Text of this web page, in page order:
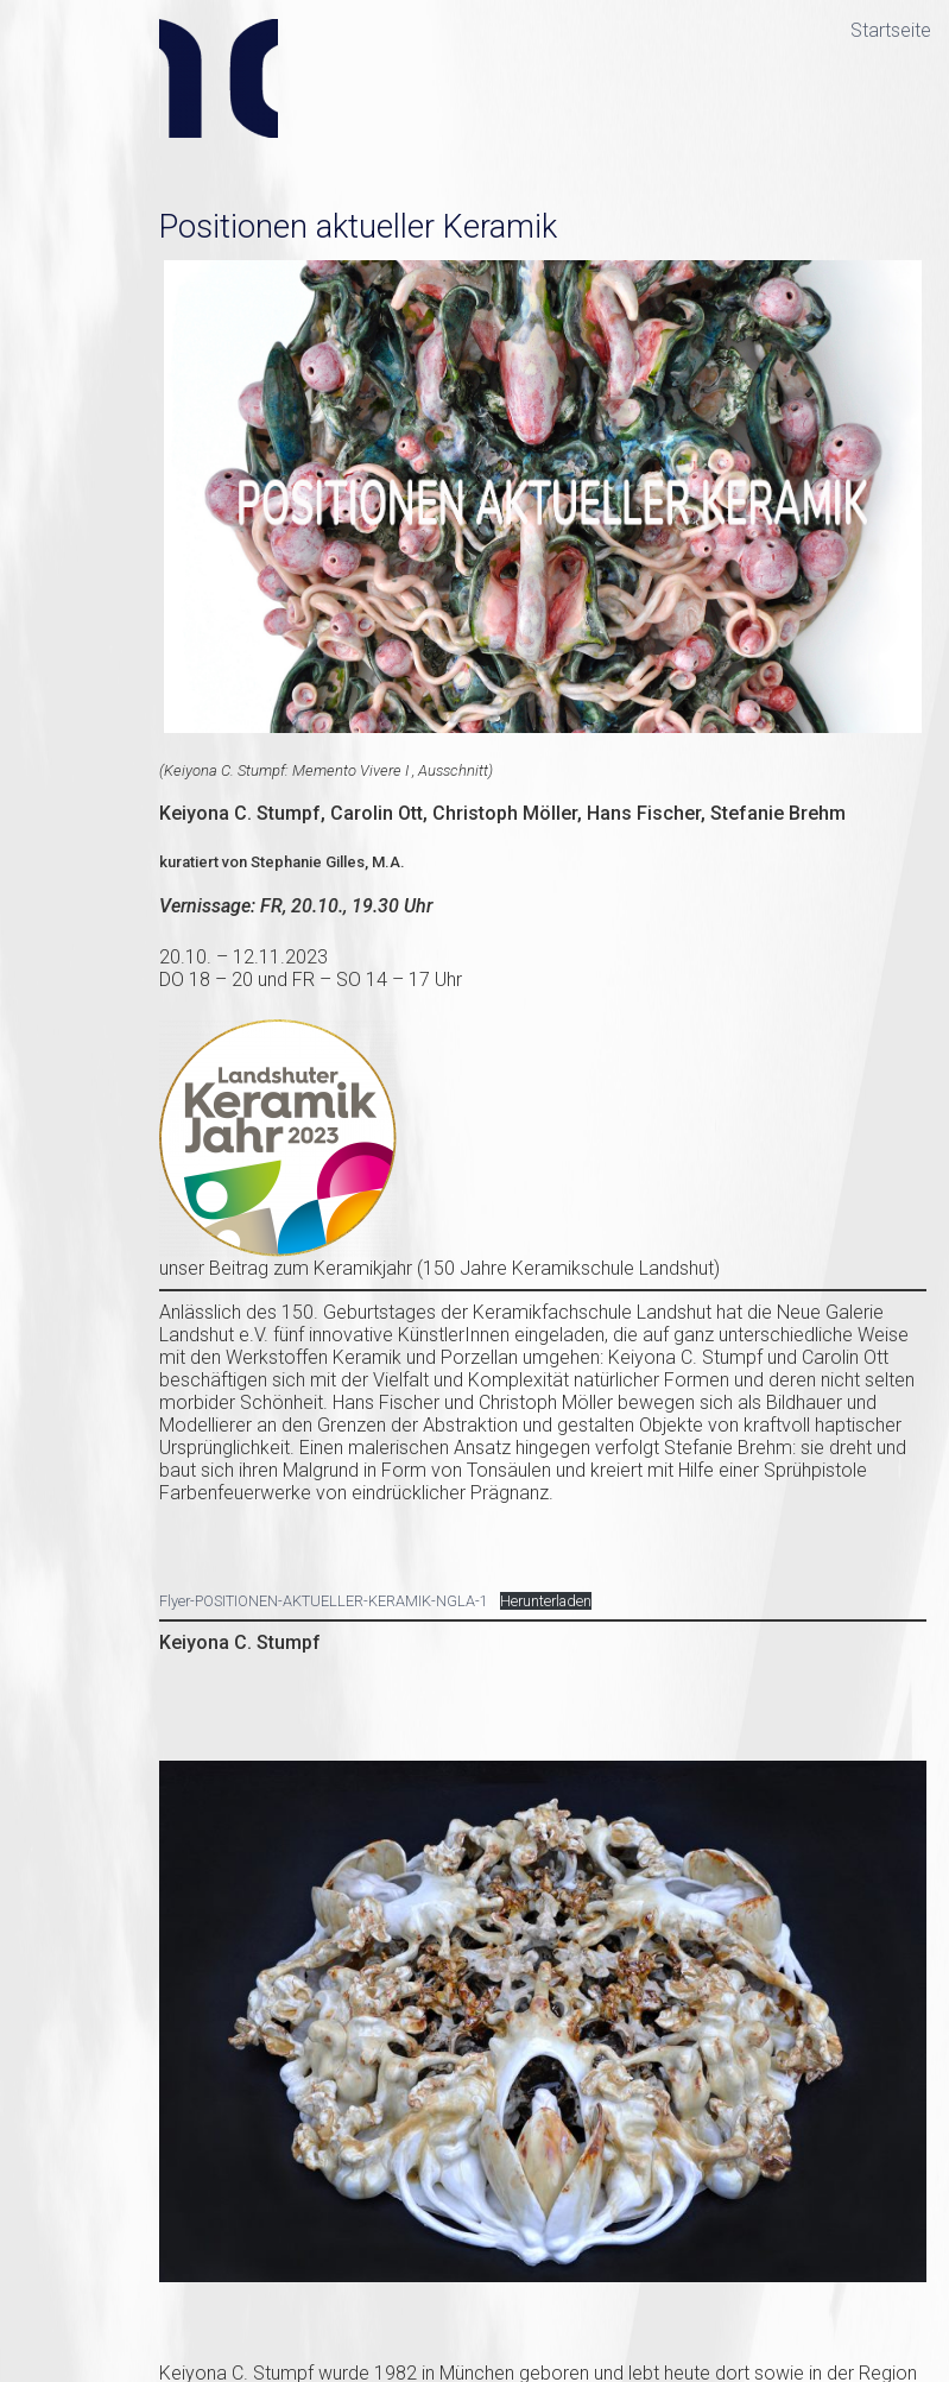
Startseite
Positionen aktueller Keramik
(Keiyona C. Stumpf: Memento Vivere I , Ausschnitt)
Keiyona C. Stumpf, Carolin Ott, Christoph Möller, Hans Fischer, Stefanie Brehm
kuratiert von Stephanie Gilles, M.A.
Vernissage: FR, 20.10., 19.30 Uhr
20.10. – 12.11.2023
DO 18 – 20 und FR – SO 14 – 17 Uhr
unser Beitrag zum Keramikjahr (150 Jahre Keramikschule Landshut)
Anlässlich des 150. Geburtstages der Keramikfachschule Landshut hat die Neue Galerie
Landshut e.V. fünf innovative KünstlerInnen eingeladen, die auf ganz unterschiedliche Weise
mit den Werkstoffen Keramik und Porzellan umgehen: Keiyona C. Stumpf und Carolin Ott
beschäftigen sich mit der Vielfalt und Komplexität natürlicher Formen und deren nicht selten
morbider Schönheit. Hans Fischer und Christoph Möller bewegen sich als Bildhauer und
Modellierer an den Grenzen der Abstraktion und gestalten Objekte von kraftvoll haptischer
Ursprünglichkeit. Einen malerischen Ansatz hingegen verfolgt Stefanie Brehm: sie dreht und
baut sich ihren Malgrund in Form von Tonsäulen und kreiert mit Hilfe einer Sprühpistole
Farbenfeuerwerke von eindrücklicher Prägnanz.
Flyer-POSITIONEN-AKTUELLER-KERAMIK-NGLA-1 Herunterladen
Keiyona C. Stumpf
Keiyona C. Stumpf wurde 1982 in München geboren und lebt heute dort sowie in der Region